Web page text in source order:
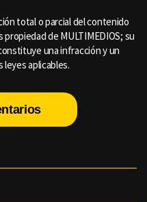
total o parcial del contenido
de MULTIMEDIOS; su
una infracción y un
aplicables.